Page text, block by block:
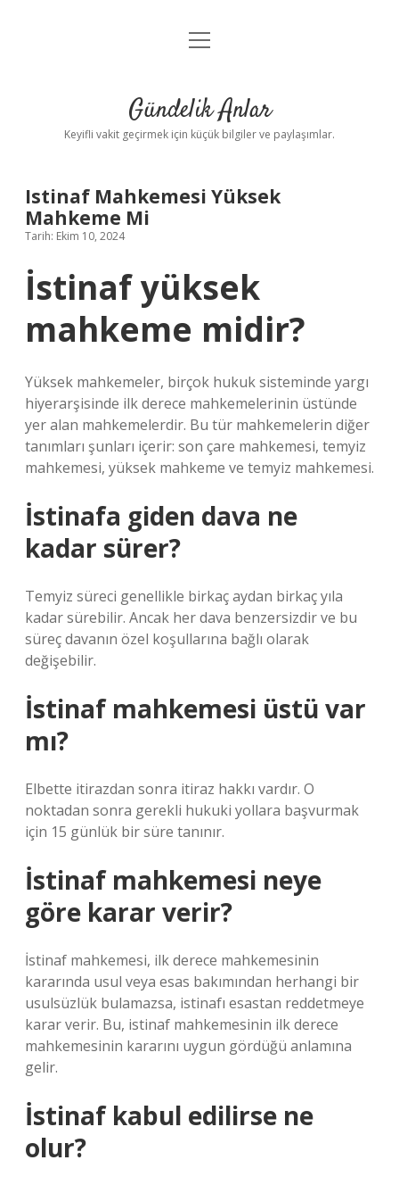
Anasayfa
Yasal Uyarı
menüyü
Gündelik Anlar
Keyifli vakit geçirmek için küçük bilgiler ve paylaşımlar.
Istinaf Mahkemesi Yüksek
Mahkeme Mi
Tarih: Ekim 10, 2024
İstinaf yüksek
mahkeme midir?
Yüksek mahkemeler, birçok hukuk sisteminde yargı
hiyerarşisinde ilk derece mahkemelerinin üstünde
yer alan mahkemelerdir. Bu tür mahkemelerin diğer
tanımları şunları içerir: son çare mahkemesi, temyiz
mahkemesi, yüksek mahkeme ve temyiz mahkemesi.
İstinafa giden dava ne
kadar sürer?
Temyiz süreci genellikle birkaç aydan birkaç yıla
kadar sürebilir. Ancak her dava benzersizdir ve bu
süreç davanın özel koşullarına bağlı olarak
değişebilir.
İstinaf mahkemesi üstü var
mı?
Elbette itirazdan sonra itiraz hakkı vardır. O
noktadan sonra gerekli hukuki yollara başvurmak
için 15 günlük bir süre tanınır.
İstinaf mahkemesi neye
göre karar verir?
İstinaf mahkemesi, ilk derece mahkemesinin
kararında usul veya esas bakımından herhangi bir
usulsüzlük bulamazsa, istinafı esastan reddetmeye
karar verir. Bu, istinaf mahkemesinin ilk derece
mahkemesinin kararını uygun gördüğü anlamına
gelir.
İstinaf kabul edilirse ne
olur?